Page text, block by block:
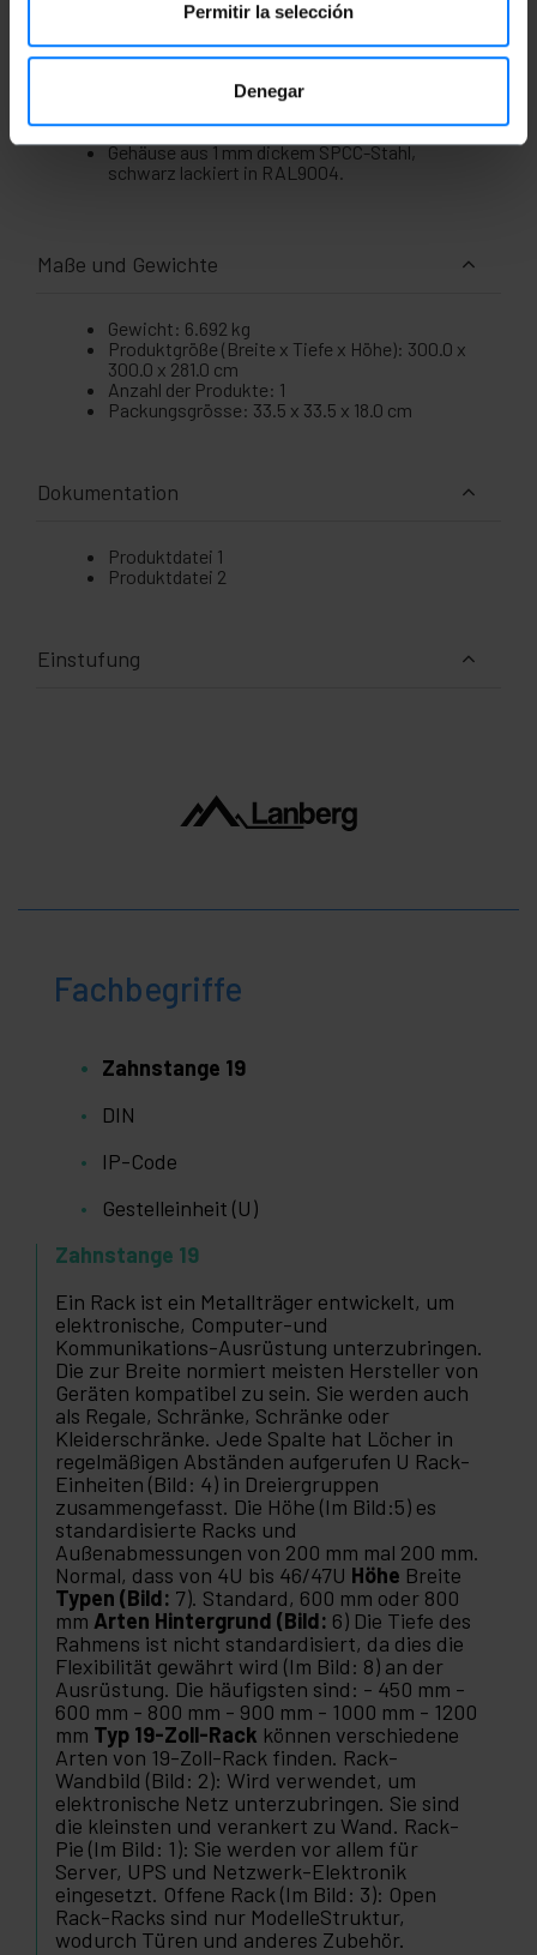
Permitir la selección
Denegar
einfach macht. (Schrauben nicht im
Entspricht den Normen ANSI/EIA RS-310-D,
ETSI.
Gehäuse aus 1 mm dickem SPCC-Stahl,
schwarz lackiert in RAL9004.
Maße und Gewichte
Gewicht: 6.692 kg
Produktgröße (Breite x Tiefe x Höhe): 300.0 x
300.0 x 281.0 cm
Anzahl der Produkte: 1
Packungsgrösse: 33.5 x 33.5 x 18.0 cm
Dokumentation
Produktdatei 1
Produktdatei 2
Einstufung
Fachbegriffe
Zahnstange 19
DIN
IP-Code
Gestelleinheit (U)
Zahnstange 19
Ein Rack ist ein Metallträger entwickelt, um
elektronische, Computer-und
Kommunikations-Ausrüstung unterzubringen.
Die zur Breite normiert meisten Hersteller von
Geräten kompatibel zu sein. Sie werden auch
als Regale, Schränke, Schränke oder
Kleiderschränke. Jede Spalte hat Löcher in
regelmäßigen Abständen aufgerufen U Rack-
Einheiten (Bild: 4) in Dreiergruppen
zusammengefasst. Die Höhe (Im Bild:5) es
standardisierte Racks und
Außenabmessungen von 200 mm mal 200 mm.
Normal, dass von 4U bis 46/47U Höhe Breite
Typen (Bild: 7). Standard, 600 mm oder 800
mm Arten Hintergrund (Bild: 6) Die Tiefe des
Rahmens ist nicht standardisiert, da dies die
Flexibilität gewährt wird (Im Bild: 8) an der
Ausrüstung. Die häufigsten sind: - 450 mm -
600 mm - 800 mm - 900 mm - 1000 mm - 1200
mm Typ 19-Zoll-Rack können verschiedene
Arten von 19-Zoll-Rack finden. Rack-
Wandbild (Bild: 2): Wird verwendet, um
elektronische Netz unterzubringen. Sie sind
die kleinsten und verankert zu Wand. Rack-
Pie (Im Bild: 1): Sie werden vor allem für
Server, UPS und Netzwerk-Elektronik
eingesetzt. Offene Rack (Im Bild: 3): Open
Rack-Racks sind nur ModelleStruktur,
wodurch Türen und anderes Zubehör.